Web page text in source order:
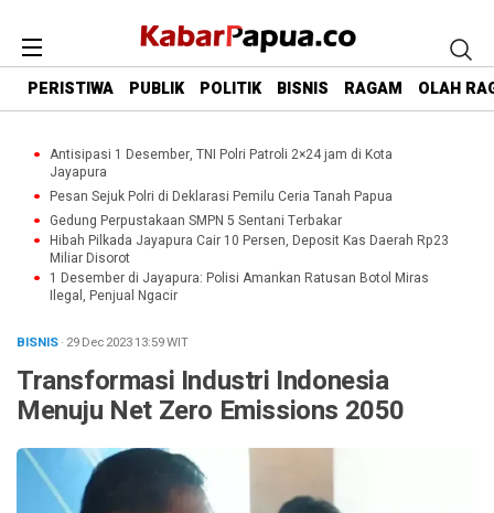
PERISTIWA PUBLIK POLITIK BISNIS RAGAM OLAH
Antisipasi 1 Desember, TNI Polri Patroli 2×24 jam di Kota
Jayapura
Pesan Sejuk Polri di Deklarasi Pemilu Ceria Tanah Papua
Gedung Perpustakaan SMPN 5 Sentani Terbakar
Hibah Pilkada Jayapura Cair 10 Persen, Deposit Kas Daerah Rp23
Miliar Disorot
1 Desember di Jayapura: Polisi Amankan Ratusan Botol Miras
Ilegal, Penjual Ngacir
BISNIS· 29 Dec 202313:59WIT
Transformasi Industri Indonesia
Menuju Net Zero Emissions 2050